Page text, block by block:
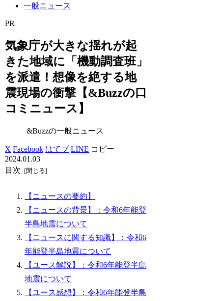
一般ニュース
PR
気象庁が大きな揺れが起
きた地域に「機動調査班」
を派遣！想像を絶する地
震現場の衝撃【&Buzzの口
コミニュース】
&Buzzの一般ニュース
X Facebook はてブ LINE コピー
2024.01.03
目次
【ニュースの要約】
【ニュースの背景】：令和6年能登
半島地震について
【ニュースに関する知識】：令和6
年能登半島地震について
【ユース解説】：令和6年能登半島
地震について
【ユース感想】：令和6年能登半島